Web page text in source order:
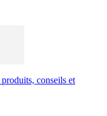
conseils et